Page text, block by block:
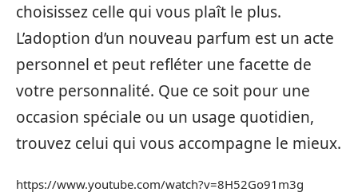
choisissez celle qui vous plaît le plus.
L’adoption d’un nouveau parfum est un acte
personnel et peut refléter une facette de
votre personnalité. Que ce soit pour une
occasion spéciale ou un usage quotidien,
trouvez celui qui vous accompagne le mieux.
https://www.youtube.com/watch?v=8H52Go91m3g